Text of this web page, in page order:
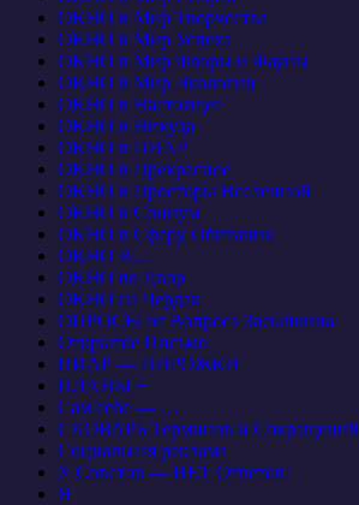
ОКНО в Мир Творчества
ОКНО в Мир Успеха
ОКНО в Мир Флоры и Фауны
ОКНО в Мир Экологии
ОКНО в Настоящее
ОКНО в Никуда
ОКНО в ПИАР
ОКНО в Прекрасное
ОКНО в Просторы Вселенной
ОКНО в Социум
ОКНО в Сферу Обитания
ОКНО В…
ОКНО во Двор
ОКНО на Чердак
ОПРОСЫ от Вопроса Засыпкина
Открытое Письмо
ПИАР — ПИРОЖКИ
ПЛАНЫ +
Сам себе — …
СЛОВАРЬ Терминов и Сокращений
Социальная реклама
У Советов — НЕТ Ответов!
Я